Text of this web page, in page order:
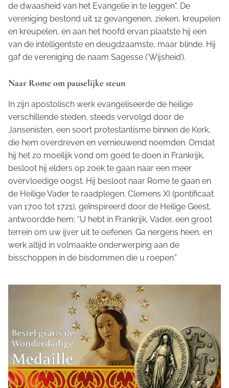
de dwaasheid van het Evangelie in te leggen". De
vereniging bestond uit 12 gevangenen, zieken, kreupelen
en kreupelen, en aan het hoofd ervan plaatste hij een
van de intelligentste en deugdzaamste, maar blinde. Hij
gaf de vereniging de naam Sagesse (‘Wijsheid’).
Naar Rome om pauselijke steun
In zijn apostolisch werk evangeliseerde de heilige
verschillende steden, steeds vervolgd door de
Jansenisten, een soort protestantisme binnen de Kerk,
die hem overdreven en vernieuwend noemden. Omdat
hij het zo moeilijk vond om goed te doen in Frankrijk,
besloot hij elders op zoek te gaan naar een meer
overvloedige oogst. Hij besloot naar Rome te gaan en
de Heilige Vader te raadplegen. Clemens XI (pontificaat
van 1700 tot 1721), geïnspireerd door de Heilige Geest,
antwoordde hem: “U hebt in Frankrijk, Vader, een groot
terrein om uw ijver uit te oefenen. Ga nergens heen, en
werk altijd in volmaakte onderwerping aan de
bisschoppen in de bisdommen die u roepen.”